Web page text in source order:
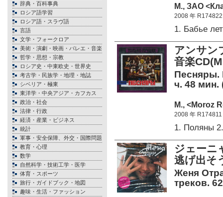
辞典・百科事典
ロシア語学習
ロシア語・スラヴ語
言語
文学・フォークロア
美術・演劇・映画・バレエ・音楽
哲学・思想・宗教
ロシア史・中東欧史・世界史
考古学・民族学・地理・地誌
シベリア・極東
東洋学・中央アジア・カフカス
政治・社会
法律・行政
経済・産業・ビジネス
統計
軍事・安全保障、外交・国際問題
教育・心理
数学
自然科学・技術工学・医学
体育・スポーツ
旅行・ガイドブック・地図
趣味・生活・ファッション
М., ЗАО
2008 年 R174822
1. Бабье
アンサ
音楽
Песняры.
ч. 48 мин.
М., <Moroz
2008 年 R174811
1. Поляны
ジェー
逃げ出
Женя
треков.